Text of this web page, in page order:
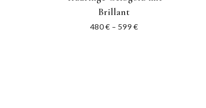
Brillant
480€ – 599€